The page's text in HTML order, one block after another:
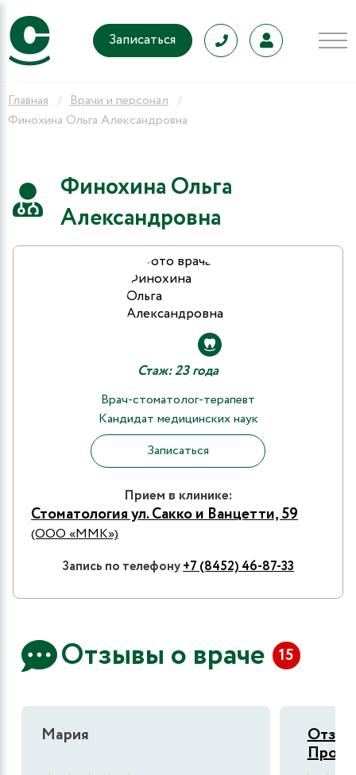
Записаться
Главная
Врачи и персонал
Финохина Ольга Александровна
Финохина Ольга
Александровна
Стаж: 23 года
Врач-стоматолог-терапевт
Кандидат медицинских наук
Записаться
Прием в клинике:
Стоматология ул. Сакко и Ванцетти, 59
(ООО «ММК»)
Запись по телефону+7 (8452) 46-87-33
Отзывы о враче 15
Мария Отзыв